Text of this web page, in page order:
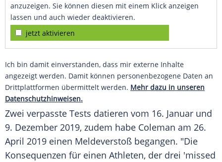
anzuzeigen. Sie können diesen mit einem Klick anzeigen
lassen und auch wieder deaktivieren.
jetzt aktivieren
Ich bin damit einverstanden, dass mir externe Inhalte
angezeigt werden. Damit können personenbezogene Daten an
Drittplattformen übermittelt werden. Mehr dazu in unseren
Datenschutzhinweisen.
Zwei verpasste Tests datieren vom 16. Januar und
9. Dezember 2019, zudem habe Coleman am 26.
April 2019 einen Meldeverstoß begangen. "Die
Konsequenzen für einen Athleten, der drei 'missed